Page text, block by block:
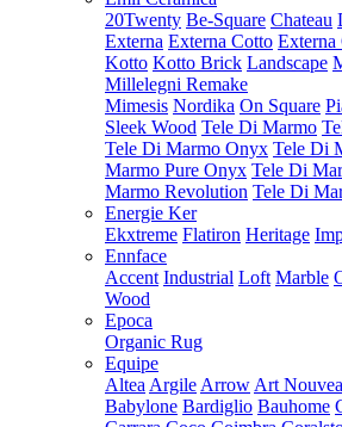
20Twenty Be-Square Chateau
Externa Externa Cotto Externa
Kotto Kotto Brick Landscape
Millelegni Remake
Mimesis Nordika On Square
Sleek Wood Tele Di Marmo
Tele Di Marmo Onyx Tele Di
Marmo Pure Onyx Tele Di
Marmo Revolution Tele Di
Energie Ker
Ekxtreme Flatiron Heritage
Ennface
Accent Industrial Loft Marble
Wood
Epoca
Organic Rug
Equipe
Altea Argile Arrow Art
Babylone Bardiglio Bauhome